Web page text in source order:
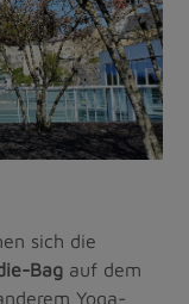
sich die
Bag auf dem
Yoga-